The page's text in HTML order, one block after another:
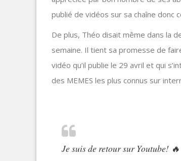
publié de vidéos sur sa chaîne donc
De plus, Théo disait même dans la
semaine. Il tient sa promesse de
vidéo qu’il publie le 29 avril et qui
des MEMES les plus connus sur
Je suis de retour sur Youtube! 🔥